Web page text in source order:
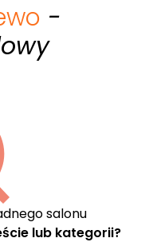
-
salonu
lub kategorii?